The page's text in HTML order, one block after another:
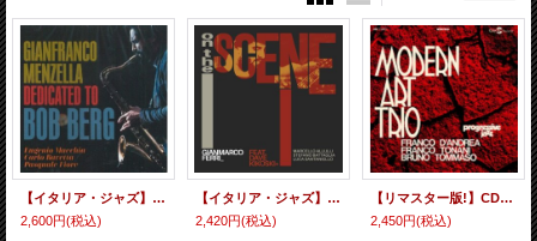
【イタリア・ジャズ】CD Gianfranco Menzella ジャンフランコ・メンゼラ / Dedicated To Bob Berg
2,600円(税込)
【イタリア・ジャズ】CD Gianmarco Ferri ジャンマルコ・フェリ / On The Scene
2,420円(税込)
【リマスター版!】CD Franco D'Andrea フランコ・ダンドレア / Modern Art Trio
2,450円(税込)